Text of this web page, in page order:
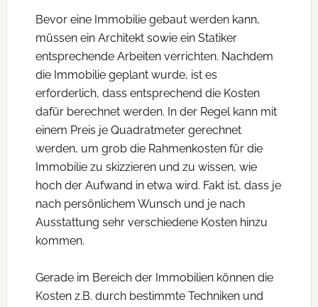
Bevor eine Immobilie gebaut werden kann,
müssen ein Architekt sowie ein Statiker
entsprechende Arbeiten verrichten. Nachdem
die Immobilie geplant wurde, ist es
erforderlich, dass entsprechend die Kosten
dafür berechnet werden. In der Regel kann mit
einem Preis je Quadratmeter gerechnet
werden, um grob die Rahmenkosten für die
Immobilie zu skizzieren und zu wissen, wie
hoch der Aufwand in etwa wird. Fakt ist, dass je
nach persönlichem Wunsch und je nach
Ausstattung sehr verschiedene Kosten hinzu
kommen.
Gerade im Bereich der Immobilien können die
Kosten z.B. durch bestimmte Techniken und